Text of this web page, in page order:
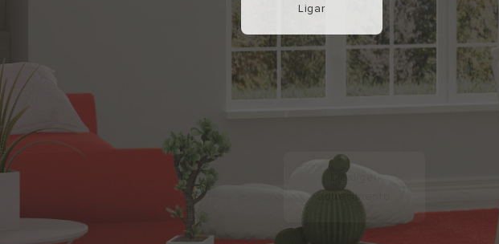
Ligar
Desligar
aquecimento